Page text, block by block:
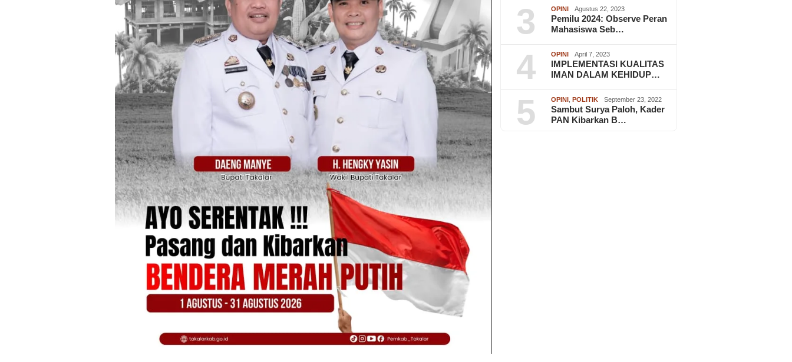
3 OPINI Agustus 22, 2023
Pemilu 2024: Observe Peran
Mahasiswa Seb…
4 OPINI April 7, 2023
IMPLEMENTASI KUALITAS
IMAN DALAM KEHIDUP…
5 OPINI , POLITIK September 23, 2022
Sambut Surya Paloh, Kader
PAN Kibarkan B…